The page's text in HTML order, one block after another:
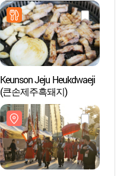
Keunson Jeju Heukdwaeji
(큰손제주흑돼지)